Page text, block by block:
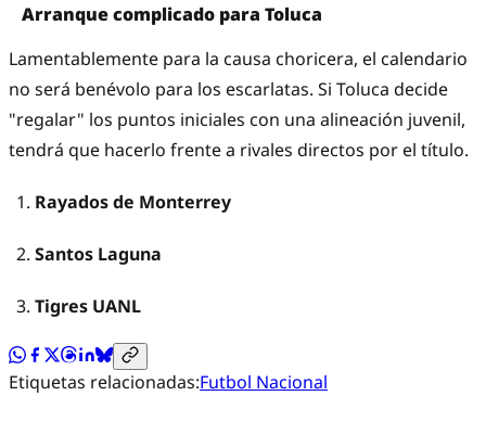
Arranque complicado para Toluca
Lamentablemente para la causa choricera, el calendario
no será benévolo para los escarlatas. Si Toluca decide
"regalar" los puntos iniciales con una alineación juvenil,
tendrá que hacerlo frente a rivales directos por el título.
Rayados de Monterrey
Santos Laguna
Tigres UANL
Etiquetas relacionadas:Futbol Nacional